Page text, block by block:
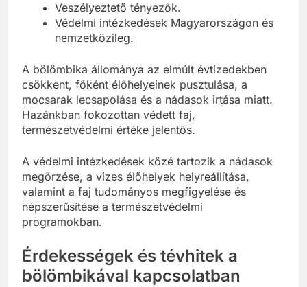
Veszélyeztető tényezők.
Védelmi intézkedések Magyarországon és
nemzetközileg.
A bölömbika állománya az elmúlt évtizedekben
csökkent, főként élőhelyeinek pusztulása, a
mocsarak lecsapolása és a nádasok irtása miatt.
Hazánkban fokozottan védett faj,
természetvédelmi értéke jelentős.
A védelmi intézkedések közé tartozik a nádasok
megőrzése, a vizes élőhelyek helyreállítása,
valamint a faj tudományos megfigyelése és
népszerűsítése a természetvédelmi
programokban.
Érdekességek és tévhitek a
bölömbikával kapcsolatban